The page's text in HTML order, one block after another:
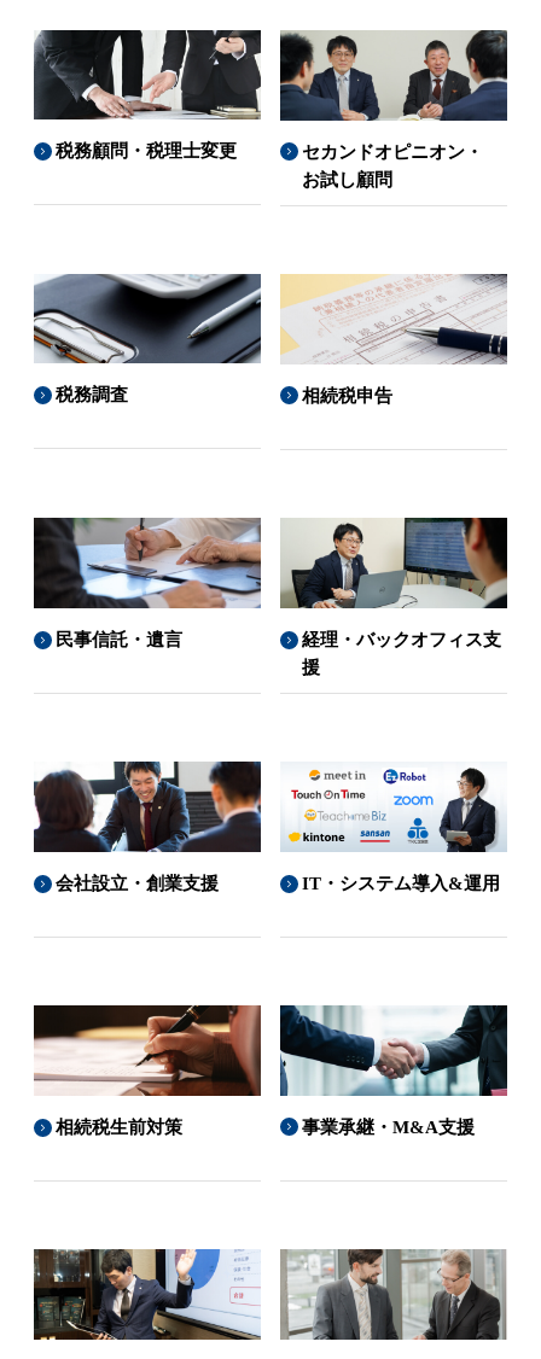
税務顧問・税理士変更
セカンドオピニオン・
お試し顧問
税務調査 相続税申告
民事信託・遺言
経理・バックオフィス支
援
会社設立・創業支援 IT・システム導入&運用
相続税生前対策 事業承継・M&A支援